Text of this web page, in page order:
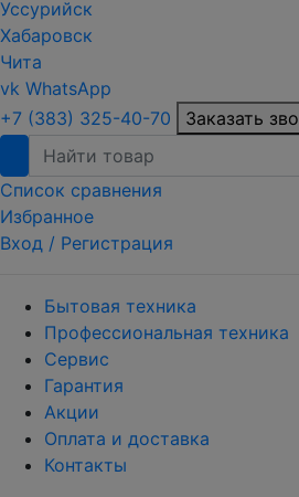
Уссурийск
Хабаровск
Чита
vk WhatsApp
+7 (383) 325-40-70
Заказать
Список сравнения
Избранное
Вход / Регистрация
Бытовая техника
Профессиональная техника
Сервис
Гарантия
Акции
Оплата и доставка
Контакты